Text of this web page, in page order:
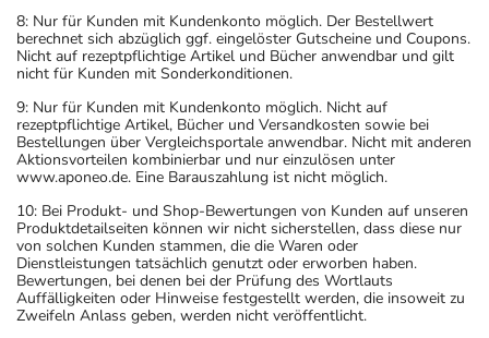
8: Nur für Kunden mit Kundenkonto möglich. Der Bestellwert
berechnet sich abzüglich ggf. eingelöster Gutscheine und Coupons.
Nicht auf rezeptpflichtige Artikel und Bücher anwendbar und gilt
nicht für Kunden mit Sonderkonditionen.
9: Nur für Kunden mit Kundenkonto möglich. Nicht auf
rezeptpflichtige Artikel, Bücher und Versandkosten sowie bei
Bestellungen über Vergleichsportale anwendbar. Nicht mit anderen
Aktionsvorteilen kombinierbar und nur einzulösen unter
www.aponeo.de. Eine Barauszahlung ist nicht möglich.
10: Bei Produkt- und Shop-Bewertungen von Kunden auf unseren
Produktdetailseiten können wir nicht sicherstellen, dass diese nur
von solchen Kunden stammen, die die Waren oder
Dienstleistungen tatsächlich genutzt oder erworben haben.
Bewertungen, bei denen bei der Prüfung des Wortlauts
Auffälligkeiten oder Hinweise festgestellt werden, die insoweit zu
Zweifeln Anlass geben, werden nicht veröffentlicht.